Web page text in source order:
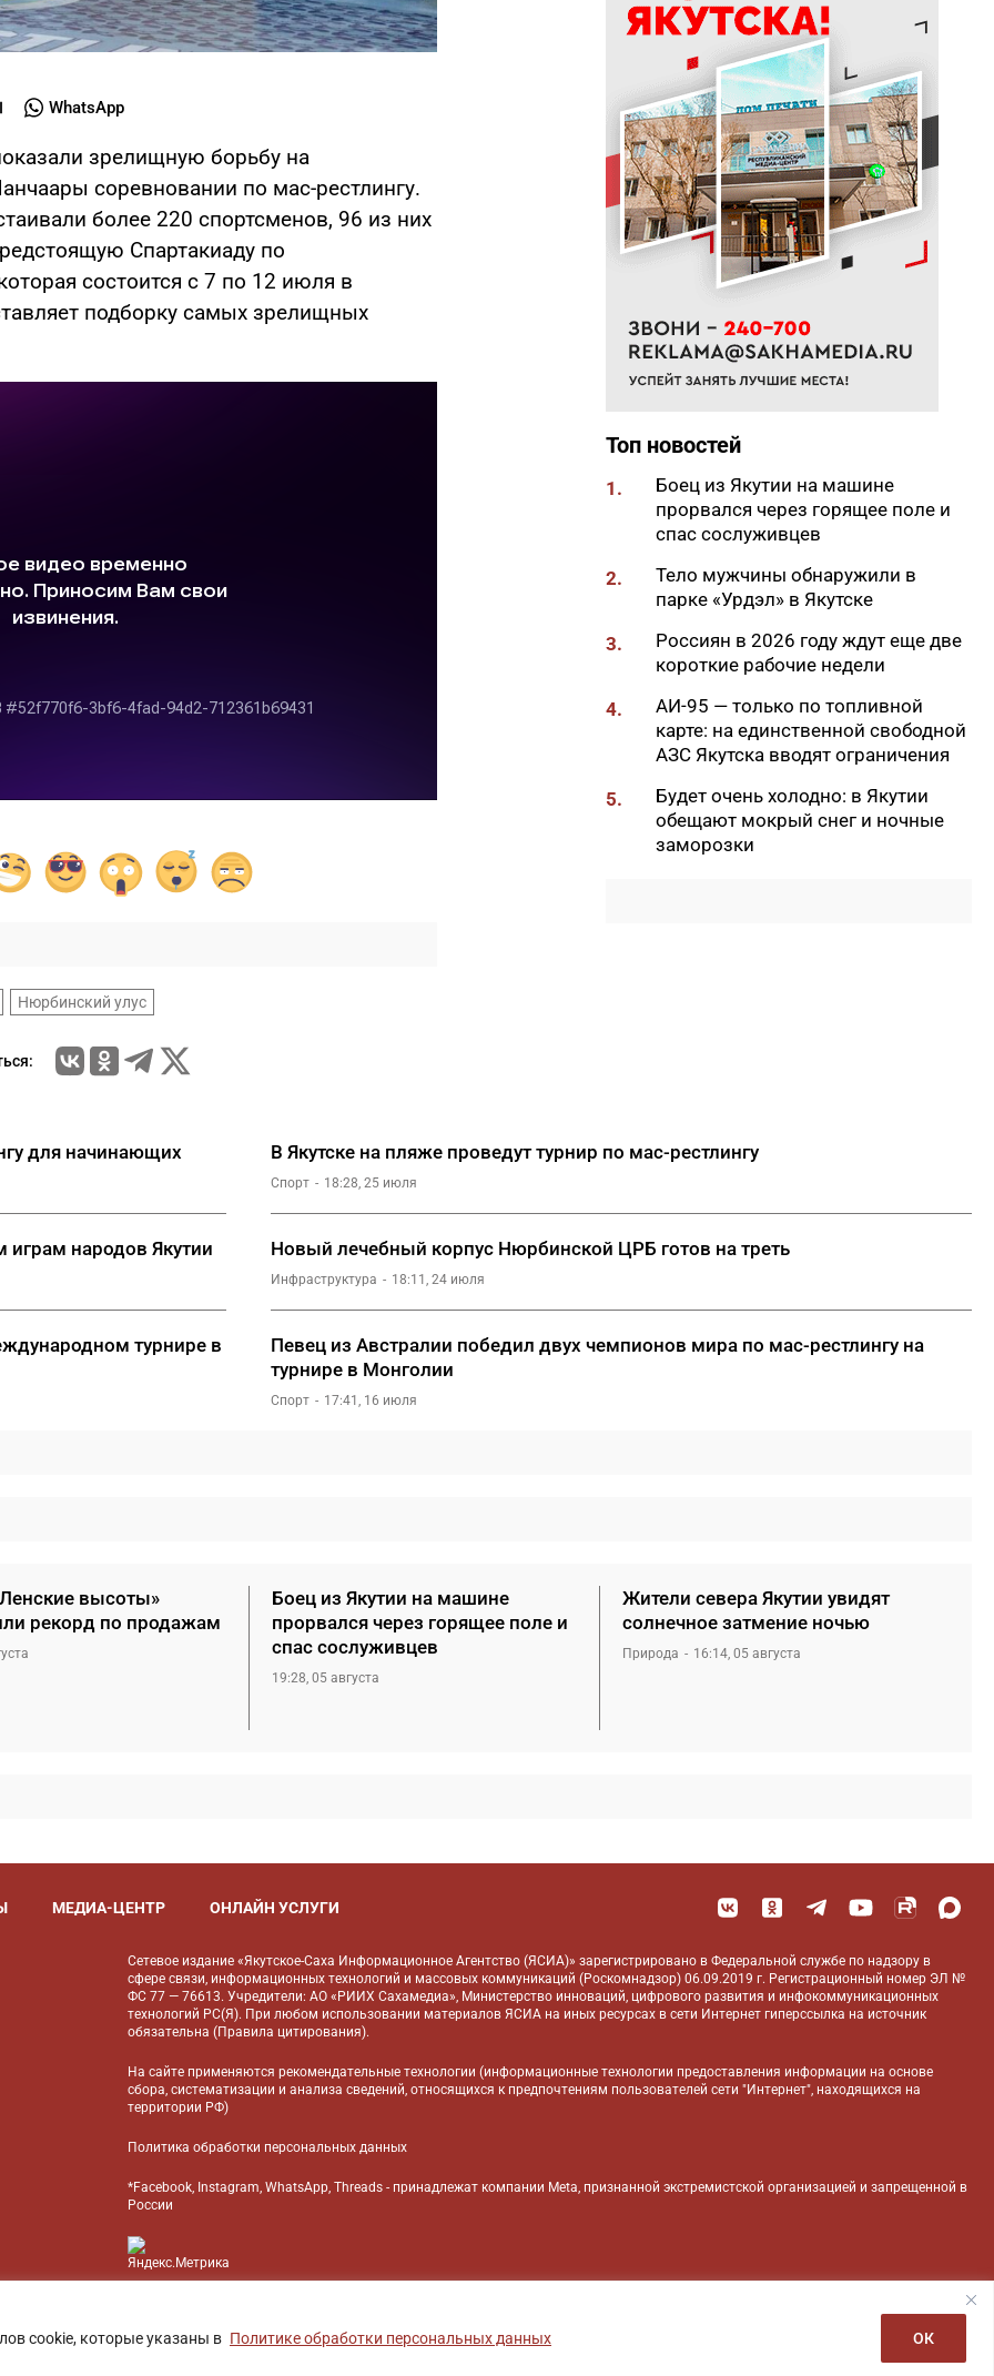
cookie, которые указаны в Политике обработки персональных данных ОК
WhatsApp
зрелищную борьбу на
соревновании по мас-рестлингу.
более 220 спортсменов, 96 из них
Спартакиаду по
состоится с 7 по 12 июля в
подборку самых зрелищных
Нюрбинский улус
10:54
Школьники из Якутии
отправились на Северный
полюс с экспедицией
Росатома
10:42
В Якутии семь лесных
пожаров потушили за сутки
10:40
₽ В июне «Ленские высоты»
установили рекорд по
продажам
Определен порядок партий в
Госдуму
10:09
График и адреса
дороги «Нам» в Намском
районе
Корпоративного университета
АЛРОСА – среди лучших
безопасности России
менялась строительная
отрасль России
при падении с высоты погиб
мужчина
Топ новостей
1.
Боец из Якутии на машине
прорвался через горящее поле и
спас сослуживцев
2.
Тело мужчины обнаружили в
парке «Урдэл» в Якутске
3.
Россиян в 2026 году ждут еще две
короткие рабочие недели
4.
АИ-95 — только по топливной
карте: на единственной свободной
АЗС Якутска вводят ограничения
5.
Будет очень холодно: в Якутии
обещают мокрый снег и ночные
заморозки
для начинающих В Якутске на пляже проведут турнир по мас-рестлингу
Спорт 18:28, 25 июля
народов Якутии Новый лечебный корпус Нюрбинской ЦРБ готов на треть
Инфраструктура 18:11, 24 июля
турнире в
Певец из Австралии победил двух чемпионов мира по мас-рестлингу на
турнире в Монголии
Спорт 17:41, 16 июля
высоты»
рекорд по продажам
Боец из Якутии на машине
прорвался через горящее поле и
спас сослуживцев
19:28, 05 августа
Жители севера Якутии увидят
солнечное затмение ночью
Природа 16:14, 05 августа
МЕДИА-ЦЕНТР ОНЛАЙН УСЛУГИ
Сетевое издание «Якутское-Саха Информационное Агентство (ЯСИА)» зарегистрировано в Федеральной службе по надзору в
сфере связи, информационных технологий и массовых коммуникаций (Роскомнадзор) 06.09.2019 г. Регистрационный номер ЭЛ №
ФС 77 — 76613. Учредители: АО «РИИХ Сахамедиа», Министерство инноваций, цифрового развития и инфокоммуникационных
технологий РС(Я). При любом использовании материалов ЯСИА на иных ресурсах в сети Интернет гиперссылка на источник
обязательна (Правила цитирования).
На сайте применяютсярекомендательные технологии (информационные технологии предоставления информации на основе
сбора, систематизации и анализа сведений, относящихся к предпочтениям пользователей сети "Интернет", находящихся на
территории РФ)
Политика обработки персональных данных
*Facebook, Instagram, WhatsApp, Threads - принадлежат компании Meta, признанной экстремистской организацией и запрещенной в
России